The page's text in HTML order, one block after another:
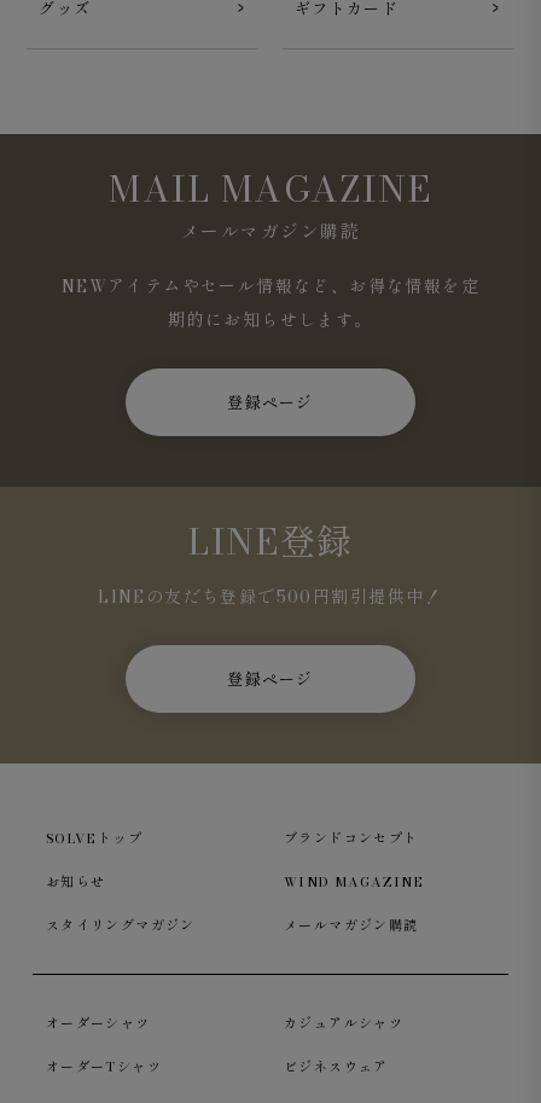
グッズ ギフトカード
MAIL MAGAZINE
メールマガジン購読
NEWアイテムやセール情報など、お得な情報を定
期的にお知らせします。
登録ページ
LINE登録
LINEの友だち登録で500円割引提供中！
登録ページ
SOLVEトップ ブランドコンセプト
お知らせ WIND MAGAZINE
スタイリングマガジン メールマガジン購読
オーダーシャツ カジュアルシャツ
オーダーTシャツ ビジネスウェア